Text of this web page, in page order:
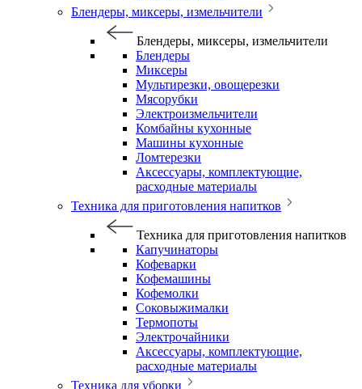
Блендеры, миксеры, измельчители
Блендеры, миксеры, измельчители
Блендеры
Миксеры
Мультирезки, овощерезки
Мясорубки
Электроизмельчители
Комбайны кухонные
Машины кухонные
Ломтерезки
Аксессуары, комплектующие,
расходные материалы
Техника для приготовления напитков
Техника для приготовления напитков
Капучинаторы
Кофеварки
Кофемашины
Кофемолки
Соковыжималки
Термопоты
Электрочайники
Аксессуары, комплектующие,
расходные материалы
Техника для уборки